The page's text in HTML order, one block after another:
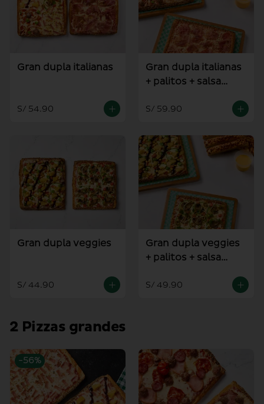
Gran dupla italianas
S/ 54.90
Gran dupla italianas
+ palitos + salsa
S/ 59.90
Gran dupla veggies
S/ 44.90
Gran dupla veggies
+ palitos + salsa
S/ 49.90
2 Pizzas grandes
-56%